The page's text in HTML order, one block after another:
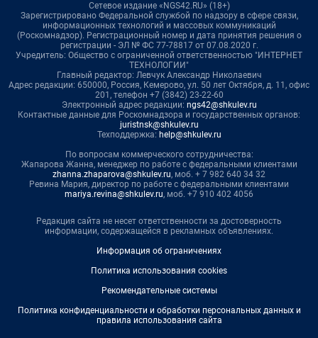
Сетевое издание «NGS42.RU» (18+)
Зарегистрировано Федеральной службой по надзору в сфере связи,
информационных технологий и массовых коммуникаций
(Роскомнадзор). Регистрационный номер и дата принятия решения о
регистрации - ЭЛ № ФС 77-78817 от 07.08.2020 г.
Учредитель: Общество с ограниченной ответственностью "ИНТЕРНЕТ
ТЕХНОЛОГИИ"
Главный редактор: Левчук Александр Николаевич
Адрес редакции: 650000, Россия, Кемерово, ул. 50 лет Октября, д. 11, офис
201, телефон +7 (3842) 23-22-60
Электронный адрес редакции: ngs42@shkulev.ru
Контактные данные для Роскомнадзора и государственных органов:
juristnsk@shkulev.ru
Техподдержка: help@shkulev.ru
По вопросам коммерческого сотрудничества:
Жапарова Жанна, менеджер по работе с федеральными клиентами
zhanna.zhaparova@shkulev.ru, моб. + 7 982 640 34 32
Ревина Мария, директор по работе с федеральными клиентами
mariya.revina@shkulev.ru, моб. +7 910 402 4056
Редакция сайта не несет ответственности за достоверность
информации, содержащейся в рекламных объявлениях.
Информация об ограничениях
Политика использования cookies
Рекомендательные системы
Политика конфиденциальности и обработки персональных данных и
правила использования сайта